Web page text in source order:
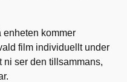
enheten kommer
film individuellt under
ni ser den tillsammans,